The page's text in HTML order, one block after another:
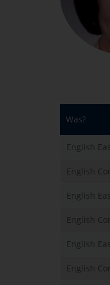
Was?
English
English
English
English
English
English